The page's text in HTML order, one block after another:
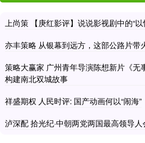
上尚策 【庚红影评】说说影视剧中的“以
亦丰策略 从银幕到远方，这部公路片带
策略大赢家 广州青年导演陈想新片《无
构建南北双城故事
祥盛期权 人民时评: 国产动画何以“闹海”
泸深配 拾光纪·中朝两党两国最高领导